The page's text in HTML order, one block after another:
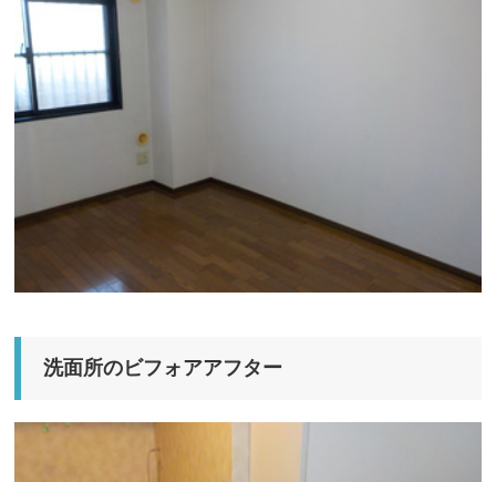
洗面所のビフォアアフター